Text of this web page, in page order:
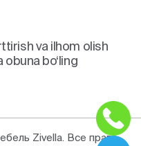
va ilhom olish
bo‘ling
Zivella. Все права